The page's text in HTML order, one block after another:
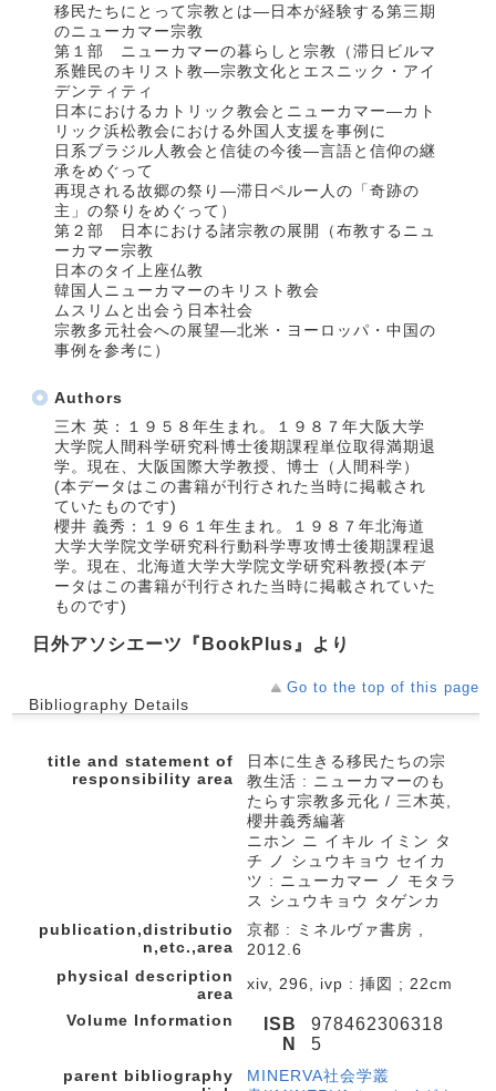
移民たちにとって宗教とは―日本が経験する第三期
のニューカマー宗教
第１部 ニューカマーの暮らしと宗教（滞日ビルマ
系難民のキリスト教―宗教文化とエスニック・アイ
デンティティ
日本におけるカトリック教会とニューカマー―カト
リック浜松教会における外国人支援を事例に
日系ブラジル人教会と信徒の今後―言語と信仰の継
承をめぐって
再現される故郷の祭り―滞日ペルー人の「奇跡の
主」の祭りをめぐって）
第２部 日本における諸宗教の展開（布教するニュ
ーカマー宗教
日本のタイ上座仏教
韓国人ニューカマーのキリスト教会
ムスリムと出会う日本社会
宗教多元社会への展望―北米・ヨーロッパ・中国の
事例を参考に）
Authors
三木 英：１９５８年生まれ。１９８７年大阪大学
大学院人間科学研究科博士後期課程単位取得満期退
学。現在、大阪国際大学教授、博士（人間科学）
(本データはこの書籍が刊行された当時に掲載され
ていたものです)
櫻井 義秀：１９６１年生まれ。１９８７年北海道
大学大学院文学研究科行動科学専攻博士後期課程退
学。現在、北海道大学大学院文学研究科教授(本デ
ータはこの書籍が刊行された当時に掲載されていた
ものです)
日外アソシエーツ『BookPlus』より
Go to the top of this page
Bibliography Details
title and statement of
responsibility area
日本に生きる移民たちの宗
教生活 : ニューカマーのも
たらす宗教多元化 / 三木英,
櫻井義秀編著
ニホン ニ イキル イミン タ
チ ノ シュウキョウ セイカ
ツ : ニューカマー ノ モタラ
ス シュウキョウ タゲンカ
publication,distributio
n,etc.,area
京都 : ミネルヴァ書房 ,
2012.6
physical description
area
xiv, 296, ivp : 挿図 ; 22cm
Volume Information
ISB
N
978462306318
5
parent bibliography
MINERVA社会学叢